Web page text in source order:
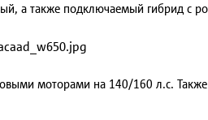
а также подключаемый гибрид с
моторами на 140/160 л.с.